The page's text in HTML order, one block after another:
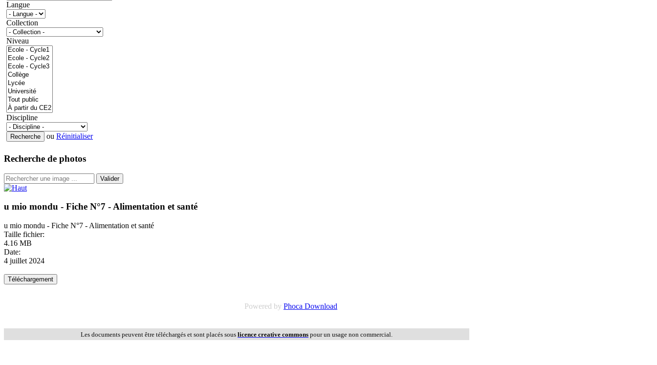
Langue
Collection
Niveau
Discipline
ou Réinitialiser
Recherche de photos
Valider
u mio mondu - Fiche N°7 - Alimentation et santé
u mio mondu - Fiche N°7 - Alimentation et santé
Taille fichier:
4.16 MB
Date:
4 juillet 2024
Powered by Phoca Download
Les documents peuvent être téléchargés et sont placés sous licence creative commons pour un usage non commercial.